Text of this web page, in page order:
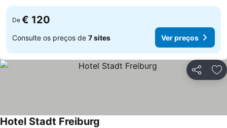
De € 120
Consulte os preços de 7 sites Ver preços
Partilhar
Hotel Stadt Freiburg